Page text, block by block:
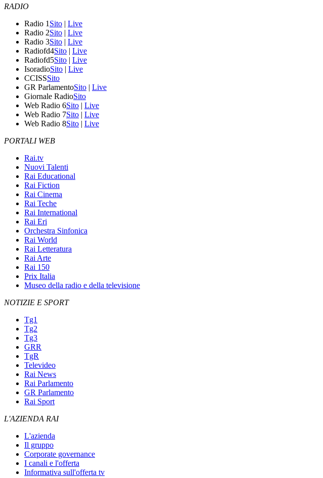
RADIO
Radio 1 Sito | Live
Radio 2Sito | Live
Radio 3Sito | Live
Radiofd4Sito | Live
Radiofd5Sito | Live
IsoradioSito | Live
CCISSSito
GR ParlamentoSito | Live
Giornale RadioSito
Web Radio 6Sito | Live
Web Radio 7Sito | Live
Web Radio 8Sito | Live
PORTALI WEB
Rai.tv
Nuovi Talenti
Rai Educational
Rai Fiction
Rai Cinema
Rai Teche
Rai International
Rai Eri
Orchestra Sinfonica
Rai World
Rai Letteratura
Rai Arte
Rai 150
Prix Italia
Museo della radio e della televisione
NOTIZIE E SPORT
Tg1
Tg2
Tg3
GRR
TgR
Televideo
Rai News
Rai Parlamento
GR Parlamento
Rai Sport
L'AZIENDA RAI
L'azienda
Il gruppo
Corporate governance
I canali e l'offerta
Informativa sull'offerta tv